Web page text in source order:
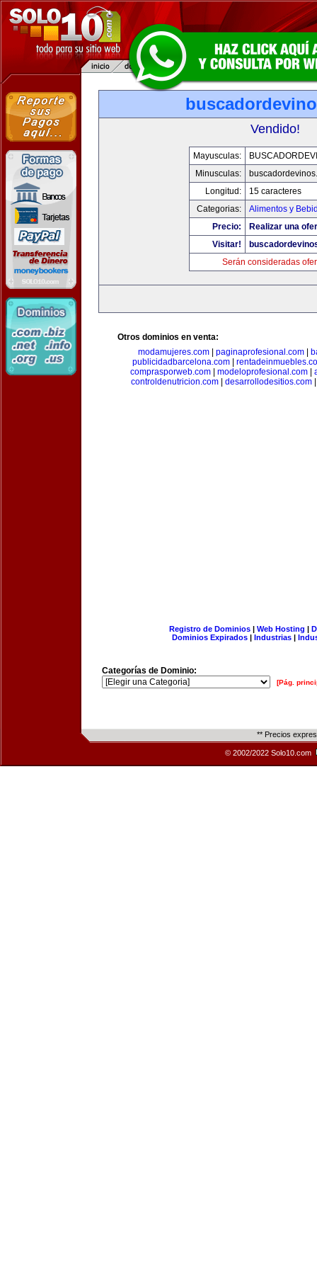
Vendido!
Mayusculas:
Minusculas:
Longitud:
15 caracteres
Categorias:
Alimentos y
Precio:
Realizar una
Visitar!
Serán consideradas
Otros dominios en venta:
modamujeres.com
paginaprofesional.com
publicidadbarcelona.com
comprasporweb.com| modeloprofesional.com|
controldenutricion.com
desarrollodesitios.com
Registro de Dominios| Web Hosting |
Dominios Expirados | Industrias |
Categorías de Dominio:
[Pág.
** Precios
© 2002/2022 Solo10.com